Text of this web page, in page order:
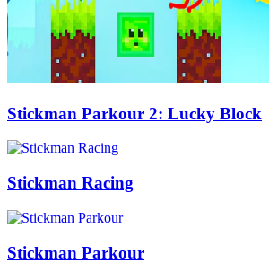
Stickman Parkour 2: Lucky Block
Stickman Racing
Stickman Parkour